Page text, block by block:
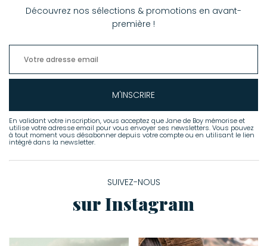
Découvrez nos sélections & promotions en avant-
première !
M'INSCRIRE
En validant votre inscription, vous acceptez que Jane de Boy mémorise et
utilise votre adresse email pour vous envoyer ses newsletters. Vous pouvez
à tout moment vous désabonner depuis votre compte ou en utilisant le lien
intégré dans la newsletter.
SUIVEZ-NOUS
sur Instagram